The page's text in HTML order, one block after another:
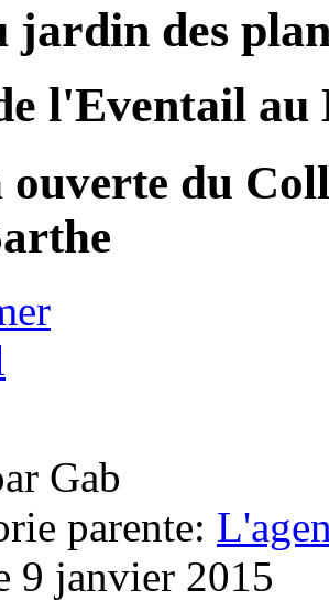
jardin des
l'Eventail au
ouverte du
Gab
parente:
9 janvier 2015